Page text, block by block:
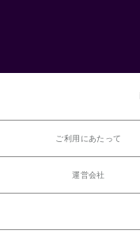
ご利用にあたって
運営会社